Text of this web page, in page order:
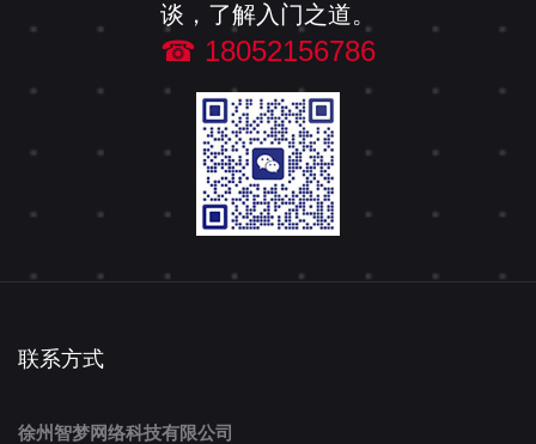
谈，了解入门之道。
☎ 18052156786
联系方式
徐州智梦网络科技有限公司